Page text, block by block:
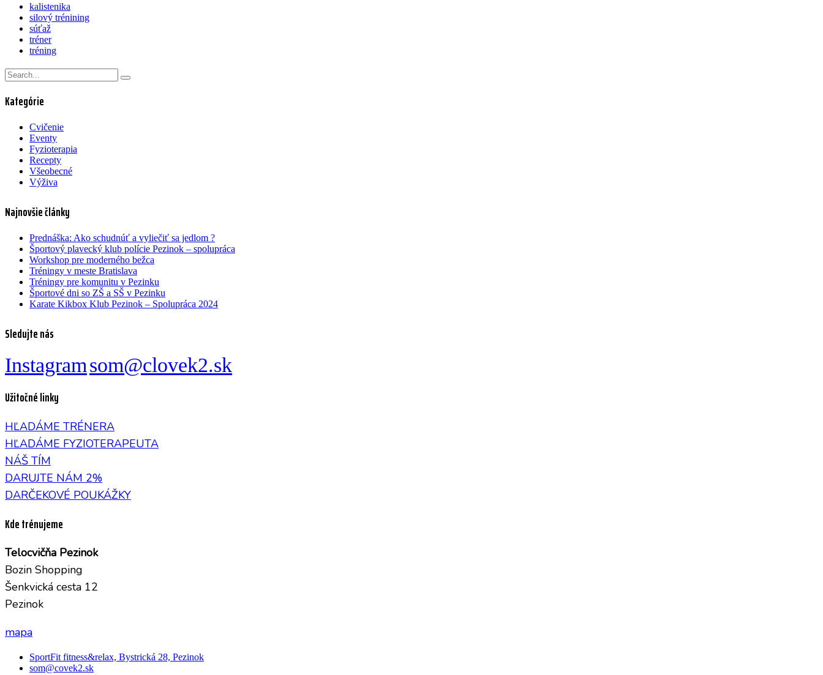
kalistenika
silový trénining
súťaž
tréner
tréning
Kategórie
Cvičenie
Eventy
Fyzioterapia
Recepty
Všeobecné
Výživa
Najnovšie články
Prednáška: Ako schudnúť a vyliečiť sa jedlom ?
Športový plavecký klub polície Pezinok – spolupráca
Workshop pre moderného bežca
Tréningy v meste Bratislava
Tréningy pre komunitu v Pezinku
Športové dni so ZŠ a SŠ v Pezinku
Karate Kikbox Klub Pezinok – Spolupráca 2024
Sledujte nás
Instagramsom@clovek2.sk
Užitočné linky
HĽADÁME TRÉNERA
HĽADÁME FYZIOTERAPEUTA
NÁŠ TÍM
DARUJTE NÁM 2%
DARČEKOVÉ POUKÁŽKY
Kde trénujeme
Telocvičňa Pezinok
Bozin Shopping
Šenkvická cesta 12
Pezinok
mapa
SportFit fitness&relax, Bystrická 28, Pezinok
som@covek2.sk